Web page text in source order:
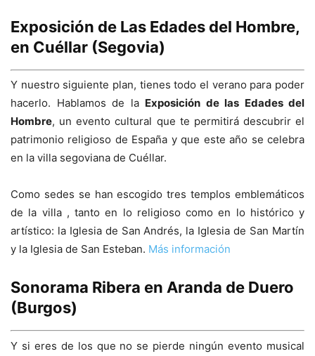
Exposición de Las Edades del Hombre,
en Cuéllar (Segovia)
Y nuestro siguiente plan, tienes todo el verano para poder
hacerlo. Hablamos de la Exposición de las Edades del
Hombre, un evento cultural que te permitirá descubrir el
patrimonio religioso de España y que este año se celebra
en la villa segoviana de Cuéllar.
Como sedes se han escogido tres templos emblemáticos
de la villa , tanto en lo religioso como en lo histórico y
artístico: la Iglesia de San Andrés, la Iglesia de San Martín
y la Iglesia de San Esteban. Más información
Sonorama Ribera en Aranda de Duero
(Burgos)
Y si eres de los que no se pierde ningún evento musical